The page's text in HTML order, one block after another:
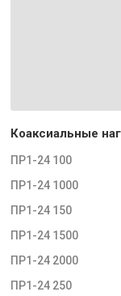
Коаксиальные
ПР1-24 100
ПР1-24 1000
ПР1-24 150
ПР1-24 1500
ПР1-24 2000
ПР1-24 250